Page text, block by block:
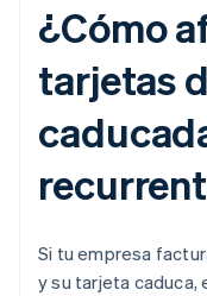
¿Cómo
tarjetas
Si tu empresa
y su tarjeta caduca,